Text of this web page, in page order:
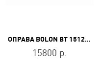
ОПРАВА BOLON BT 1512 B15
15800 р.